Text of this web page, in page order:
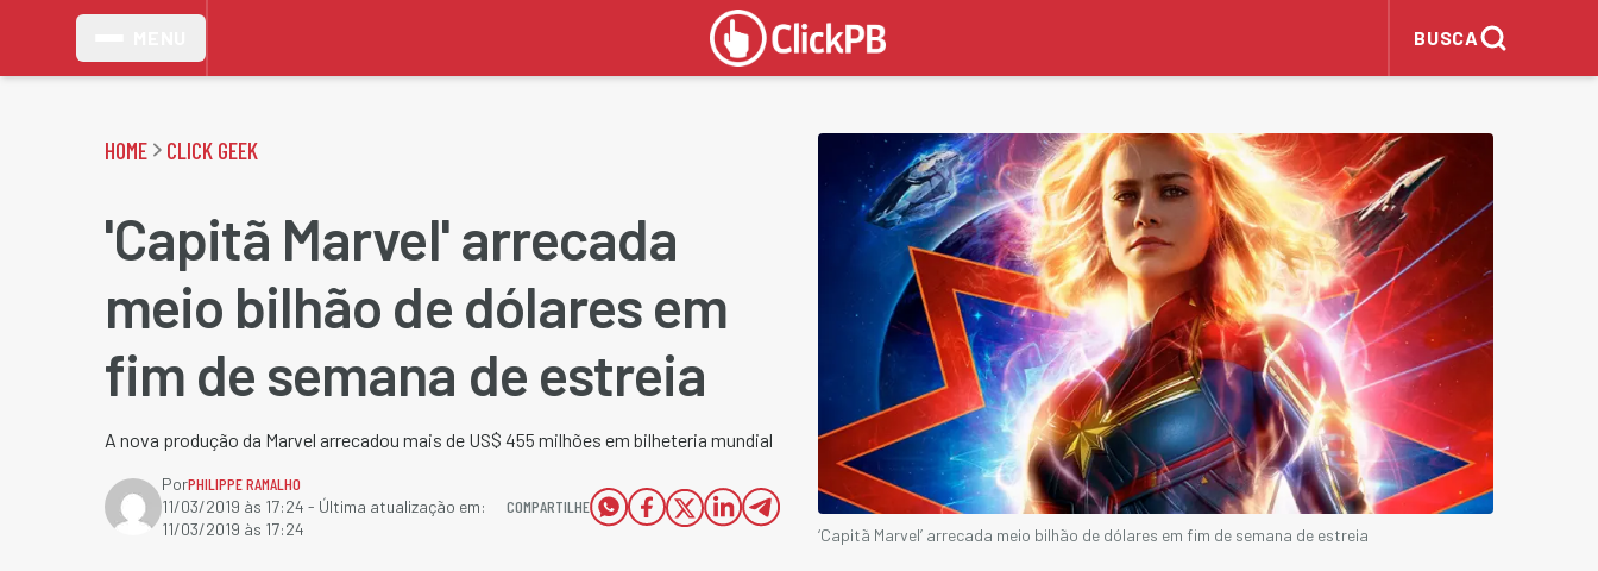
BUSCA
HOME CLICK GEEK
'Capitã Marvel' arrecada
meio bilhão de dólares em
fim de semana de estreia
A nova produção da Marvel arrecadou mais de US$ 455 milhões em bilheteria mundial
PorPHILIPPE RAMALHO
11/03/2019 às 17:24 - Última atualização em:
11/03/2019 às 17:24
COMPARTILHE
‘Capitã Marvel’ arrecada meio bilhão de dólares em fim de semana de estreia